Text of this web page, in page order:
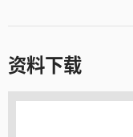
资料下载